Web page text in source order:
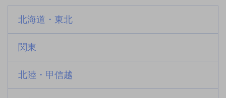
北海道・東北
関東
北陸・甲信越